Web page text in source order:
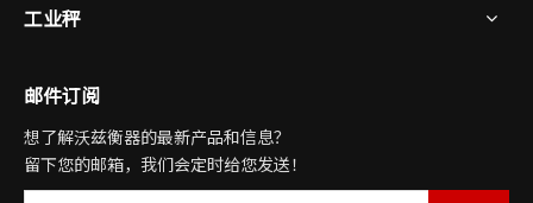
工业秤
邮件订阅
想了解沃兹衡器的最新产品和信息？
留下您的邮箱，我们会定时给您发送！